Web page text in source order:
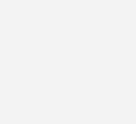
15. bis 18. Juni 2021 geplant war,
ist turnusgemäß vom 20. bis 23.
der Messe Düsseldorf
2021?
zum geplanten Termin im Juni sei
immer noch nicht gewährleistet,
der Messe Düsseldorf: „Die